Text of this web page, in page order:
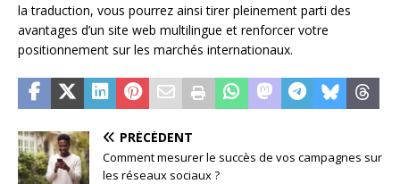
la traduction, vous pourrez ainsi tirer pleinement parti des
avantages d’un site web multilingue et renforcer votre
positionnement sur les marchés internationaux.
PRÉCÉDENT
Comment mesurer le succès de vos campagnes sur
les réseaux sociaux ?